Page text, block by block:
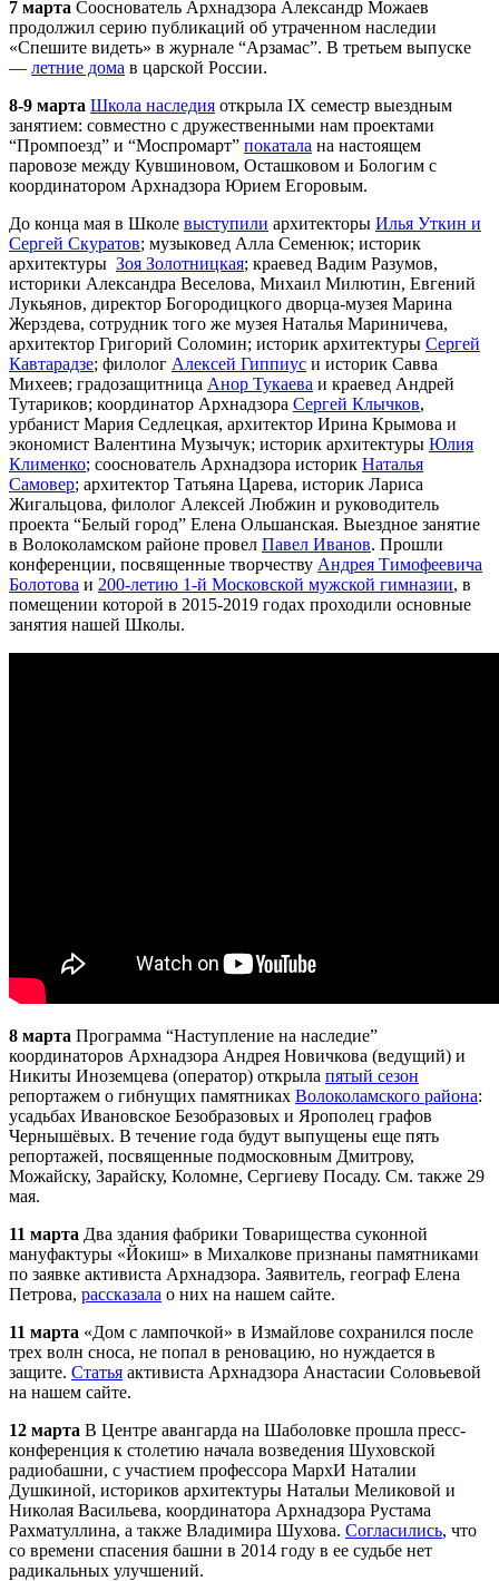
7 марта Сооснователь Архнадзора Александр Можаев
продолжил серию публикаций об утраченном наследии
«Спешите видеть» в журнале “Арзамас”. В третьем выпуске
— летние дома в царской России.
8-9 марта Школа наследия открыла IX семестр выездным
занятием: совместно с дружественными нам проектами
“Промпоезд” и “Моспромарт” покатала на настоящем
паровозе между Кувшиновом, Осташковом и Бологим с
координатором Архнадзора Юрием Егоровым.
До конца мая в Школе выступили архитекторы Илья Уткин и
Сергей Скуратов; музыковед Алла Семенюк; историк
архитектуры Зоя Золотницкая; краевед Вадим Разумов,
историки Александра Веселова, Михаил Милютин, Евгений
Лукьянов, директор Богородицкого дворца-музея Марина
Жерздева, сотрудник того же музея Наталья Мариничева,
архитектор Григорий Соломин; историк архитектуры Сергей
Кавтарадзе; филолог Алексей Гиппиус и историк Савва
Михеев; градозащитница Анор Тукаева и краевед Андрей
Тутариков; координатор Архнадзора Сергей Клычков,
урбанист Мария Седлецкая, архитектор Ирина Крымова и
экономист Валентина Музычук; историк архитектуры Юлия
Клименко; сооснователь Архнадзора историк Наталья
Самовер; архитектор Татьяна Царева, историк Лариса
Жигальцова, филолог Алексей Любжин и руководитель
проекта “Белый город” Елена Ольшанская. Выездное занятие
в Волоколамском районе провел Павел Иванов. Прошли
конференции, посвященные творчеству Андрея Тимофеевича
Болотова и 200-летию 1-й Московской мужской гимназии, в
помещении которой в 2015-2019 годах проходили основные
занятия нашей Школы.
8 марта Программа “Наступление на наследие”
координаторов Архнадзора Андрея Новичкова (ведущий) и
Никиты Иноземцева (оператор) открыла пятый сезон
репортажем о гибнущих памятниках Волоколамского района:
усадьбах Ивановское Безобразовых и Ярополец графов
Чернышёвых. В течение года будут выпущены еще пять
репортажей, посвященные подмосковным Дмитрову,
Можайску, Зарайску, Коломне, Сергиеву Посаду. См. также 29
мая.
11 марта Два здания фабрики Товарищества суконной
мануфактуры «Йокиш» в Михалкове признаны памятниками
по заявке активиста Архнадзора. Заявитель, географ Елена
Петрова, рассказала о них на нашем сайте.
11 марта «Дом с лампочкой» в Измайлове сохранился после
трех волн сноса, не попал в реновацию, но нуждается в
защите. Статья активиста Архнадзора Анастасии Соловьевой
на нашем сайте.
12 марта В Центре авангарда на Шаболовке прошла пресс-
конференция к столетию начала возведения Шуховской
радиобашни, с участием профессора МархИ Наталии
Душкиной, историков архитектуры Натальи Меликовой и
Николая Васильева, координатора Архнадзора Рустама
Рахматуллина, а также Владимира Шухова. Согласились, что
со времени спасения башни в 2014 году в ее судьбе нет
радикальных улучшений.